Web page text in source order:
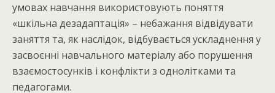
умовах навчання використовують поняття
«шкільна дезадаптація» – небажання відвідувати
заняття та, як наслідок, відбувається ускладнення у
засвоєнні навчального матеріалу або порушення
взаємостосунків і конфлікти з однолітками та
педагогами.